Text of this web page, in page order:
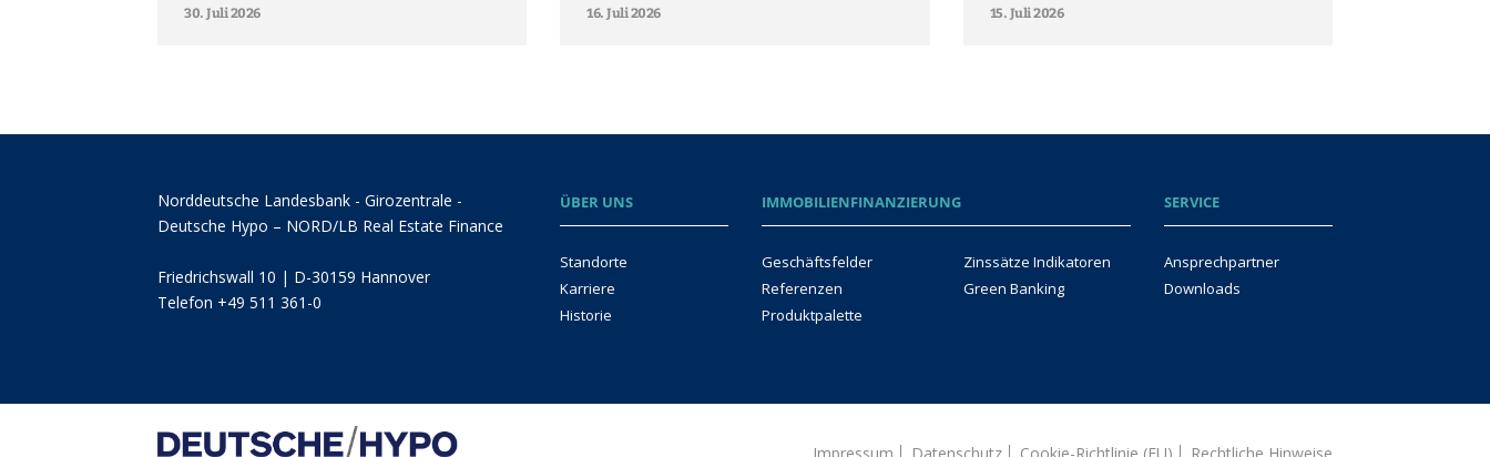
30. Juli 2026 16. Juli 2026 15. Juli 2026
Norddeutsche Landesbank - Girozentrale -
Deutsche Hypo – NORD/LB Real Estate Finance
Friedrichswall 10 | D-30159 Hannover
Telefon +49 511 361-0
ÜBER UNS
Standorte
Karriere
Historie
IMMOBILIENFINANZIERUNG
Geschäftsfelder
Referenzen
Produktpalette
Zinssätze Indikatoren
Green Banking
SERVICE
Ansprechpartner
Downloads